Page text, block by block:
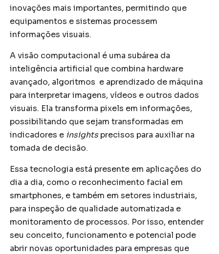
inovações mais importantes, permitindo que
equipamentos e sistemas processem
informações visuais.
A visão computacional é uma subárea da
inteligência artificial que combina hardware
avançado, algoritmos e aprendizado de máquina
para interpretar imagens, vídeos e outros dados
visuais. Ela transforma pixels em informações,
possibilitando que sejam transformadas em
indicadores e insights precisos para auxiliar na
tomada de decisão.
Essa tecnologia está presente em aplicações do
dia a dia, como o reconhecimento facial em
smartphones, e também em setores industriais,
para inspeção de qualidade automatizada e
monitoramento de processos. Por isso, entender
seu conceito, funcionamento e potencial pode
abrir novas oportunidades para empresas que